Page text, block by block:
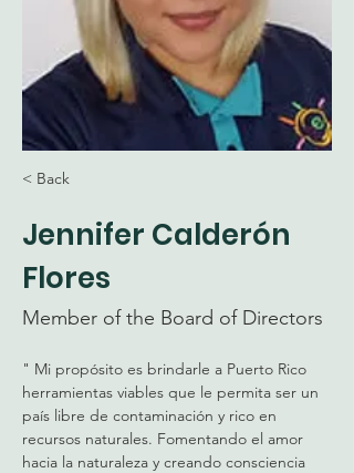
< Back
Jennifer Calderón
Flores
Member of the Board of Directors
" Mi propósito es brindarle a Puerto Rico
herramientas viables que le permita ser un
país libre de contaminación y rico en
recursos naturales. Fomentando el amor
hacia la naturaleza y creando consciencia